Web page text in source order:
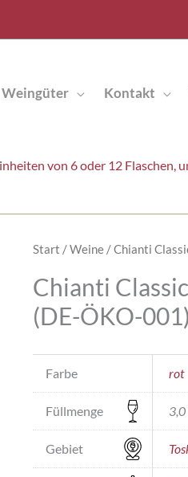
Weingüter Kontakt
von 6 oder 12 Flaschen,
Start /Weine / Chianti
Chianti
(DE-ÖKO-001)
Farbe rot
Füllmenge 3,0
Gebiet